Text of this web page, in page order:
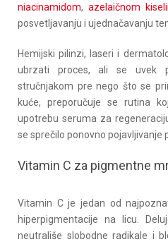
niacinamidom, azelaičnom
posvetljavanju i ujednačavanju
Hemijski pilinzi, laseri i
ubrzati proces, ali se uvek
stručnjakom pre nego što se
kuće, preporučuje se rutina
upotrebu seruma za
se sprečilo ponovno pojavljivanje
Vitamin C za pigmentne
Vitamin C je jedan od
hiperpigmentacije na licu.
neutrališe slobodne radikale i